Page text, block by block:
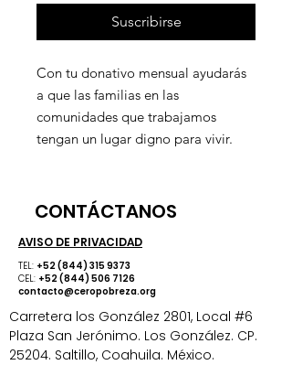
Suscribirse
Con tu donativo mensual ayudarás
a que las familias en las
comunidades que trabajamos
tengan un lugar digno para vivir.
CONTÁCTANOS
AVISO DE PRIVACIDAD
TEL: +52 (844) 315 9373
CEL: +52 (844) 506 7126
contacto@ceropobreza.org
​Carretera los González 2801, Local #6
Plaza San Jerónimo. Los González. CP.
25204. Saltillo, Coahuila. México.